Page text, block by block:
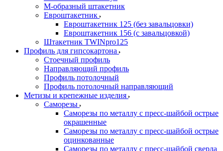
М-образный штакетник
Евроштакетник
Евроштакетник 125 (без завальцовки)
Евроштакетник 156 (с завальцовкой)
Штакетник TWINpro125
Профиль для гипсокартона
Стоечный профиль
Направляющий профиль
Профиль потолочный
Профиль потолочный направляющий
Метизы и крепежные изделия
Саморезы
Саморезы по металлу с пресс-шайбой острые
окрашенные
Саморезы по металлу с пресс-шайбой острые
оцинкованные
Саморезы по металлу с пресс-шайбой сверла